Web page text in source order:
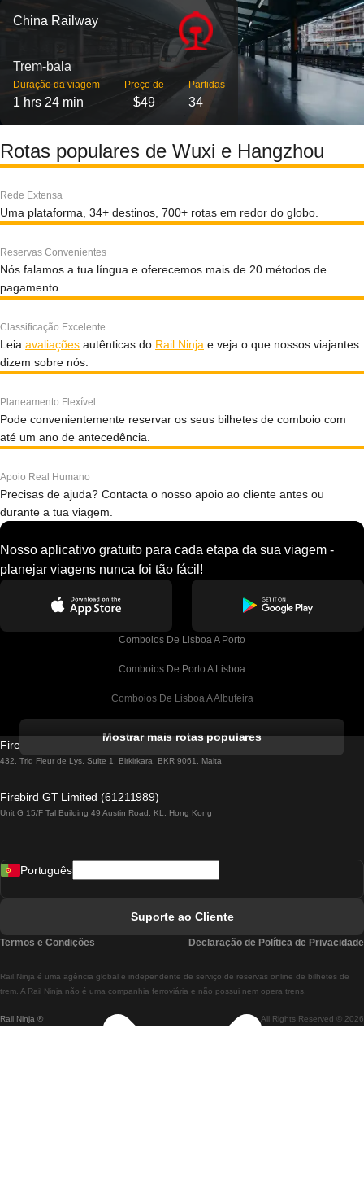
China Railway
Trem-bala
Duração da viagem
1 hrs 24 min
Preço de
$49
Partidas
34
Rotas populares de Wuxi e Hangzhou
Rede Extensa
Uma plataforma, 34+ destinos, 700+ rotas em redor do globo.
Reservas Convenientes
Nós falamos a tua língua e oferecemos mais de 20 métodos de
pagamento.
Classificação Excelente
Leia avaliações autênticas do Rail Ninja e veja o que nossos viajantes
dizem sobre nós.
Planeamento Flexível
Pode convenientemente reservar os seus bilhetes de comboio com
até um ano de antecedência.
Apoio Real Humano
Precisas de ajuda? Contacta o nosso apoio ao cliente antes ou
durante a tua viagem.
Nosso aplicativo gratuito para cada etapa da sua viagem -
planejar viagens nunca foi tão fácil!
Comboios De Lisboa A Porto
Comboios De Porto A Lisboa
Comboios De Lisboa A Albufeira
Comboios De Lisboa A Lagos
Comboios De Lisboa A Madrid
Comboios De Lisboa A Braga
Comboios De Braga A Lisboa
Mostrar mais rotas populares
Firebird GT Limited (OC 1451)
432, Triq Fleur de Lys, Suite 1, Birkirkara, BKR 9061, Malta
Firebird GT Limited (61211989)
Unit G 15/F Tal Building 49 Austin Road, KL, Hong Kong
Rail Ninja ® All Rights Reserved © 2026
Rail.Ninja é uma agência global e independente de serviço de reservas online de bilhetes de
trem. A Rail Ninja não é uma companhia ferroviária e não possui nem opera trens.
Português
Suporte ao Cliente
Termos e Condições Declaração de Política de Privacidade